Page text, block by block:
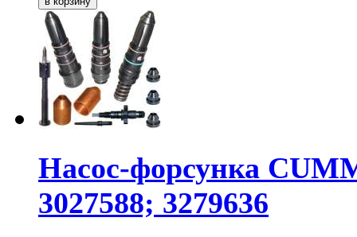
Насос-форсунка
3027588; 3279636